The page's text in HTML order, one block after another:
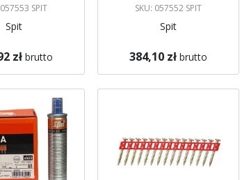
SPIT
Spit
zł brutto
SKU: 057552 SPIT
Spit
384,10 zł brutto